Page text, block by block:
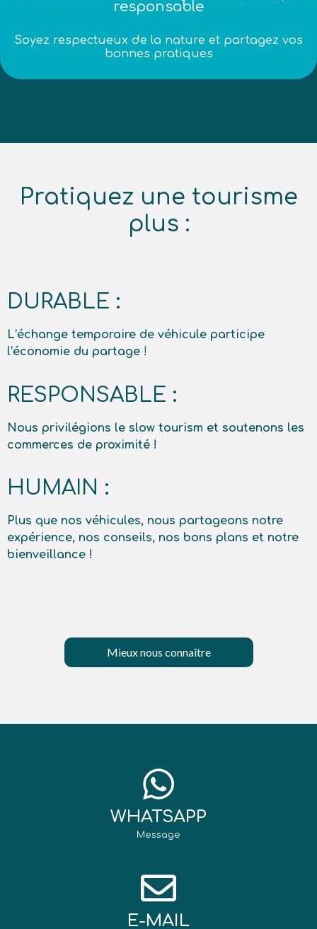
responsable
Soyez respectueux de la nature et partagez vos
bonnes pratiques
Pratiquez une tourisme
plus :
DURABLE :
L’échange temporaire de véhicule participe
l’économie du partage !
RESPONSABLE :
Nous privilégions le slow tourism et soutenons les
commerces de proximité !
HUMAIN :
Plus que nos véhicules, nous partageons notre
expérience, nos conseils, nos bons plans et notre
bienveillance !
Mieux nous connaître
WHATSAPP
Message
E-MAIL